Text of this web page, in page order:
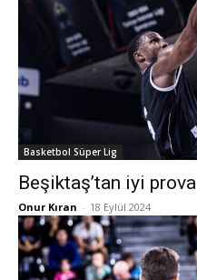
Basketbol Süper Lig
Beşiktaş’tan iyi prova
Onur Kıran - 18 Eylül 2024